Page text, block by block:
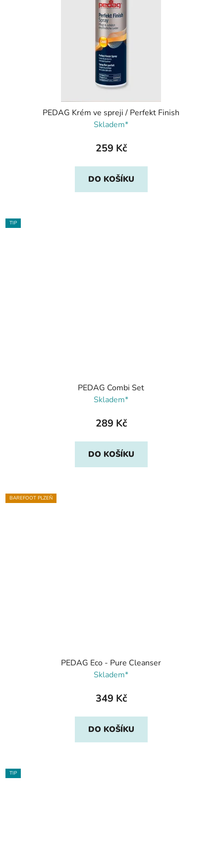
PEDAG Krém ve spreji / Perfekt Finish
Skladem*
259 Kč
DO KOŠÍKU
TIP
PEDAG Combi Set
Skladem*
289 Kč
DO KOŠÍKU
BAREFOOT PLZEŇ
PEDAG Eco - Pure Cleanser
Skladem*
349 Kč
DO KOŠÍKU
TIP